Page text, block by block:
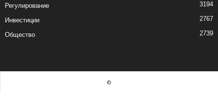
Регулирование 3194
Инвестиции 2767
Общество 2739
©